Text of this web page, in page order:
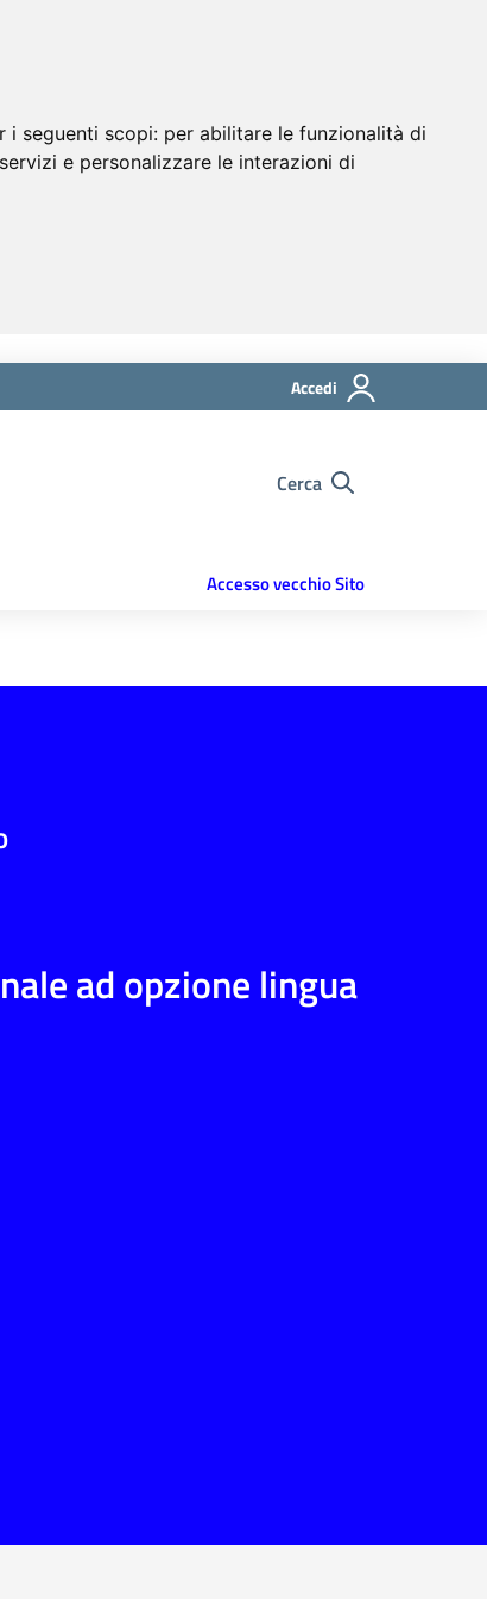
i seguenti scopi: per abilitare le funzionalità di
e personalizzare le interazioni di
Accedi
Cerca
Accesso vecchio Sito
ad opzione lingua